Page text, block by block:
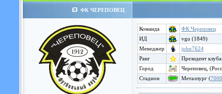
ФК ЧЕРЕПОВЕЦ
Команда
ФК Череповец
ИД
vgu (1849)
Менеджер
john7624
Ранг
Президент клуба
Город
Череповец,
Стадион
Металлург (